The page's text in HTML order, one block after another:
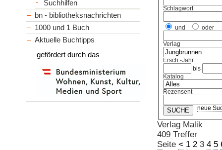
Schlagwort
und oder
Verlag
Ersch.-Jahr
bis
Katalog
Rezensent
neue
Verlag Malik
409 Treffer
Seite < 1 2 3 4 5
Suchhilfen
bn - bibliotheksnachrichten
1000 und 1 Buch
Aktuelle Buchtipps
gefördert durch das